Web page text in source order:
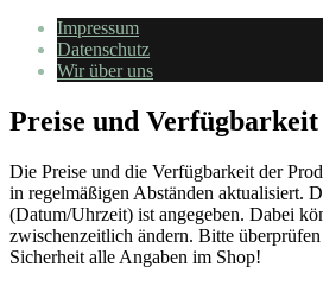
Impressum
Datenschutz
Wir über uns
Preise und Verfügbarkeit
Die Preise und die Verfügbarkeit der
in regelmäßigen Abständen aktualisiert.
(Datum/Uhrzeit) ist angegeben. Dabei
zwischenzeitlich ändern. Bitte
Sicherheit alle Angaben im Shop!